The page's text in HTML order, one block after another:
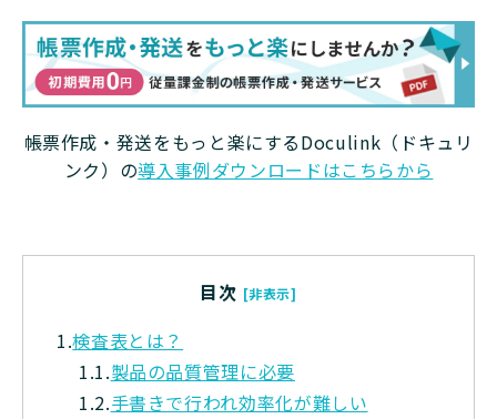
帳票作成・発送をもっと楽にするDoculink（ドキュリ
ンク）の導入事例ダウンロードはこちらから
目次 [非表示]
1.検査表とは？
1.1.製品の品質管理に必要
1.2.手書きで行われ効率化が難しい